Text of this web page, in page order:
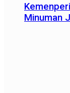
Minuman